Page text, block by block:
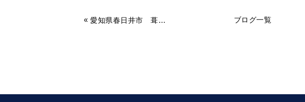
« 愛知県春日井市 葺せ替え工事 ブログ一覧